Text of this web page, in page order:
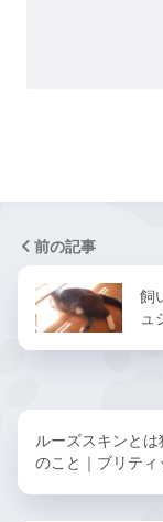
前の記事
飼
ュ
ルーズスキンと
のこと｜ブリティ